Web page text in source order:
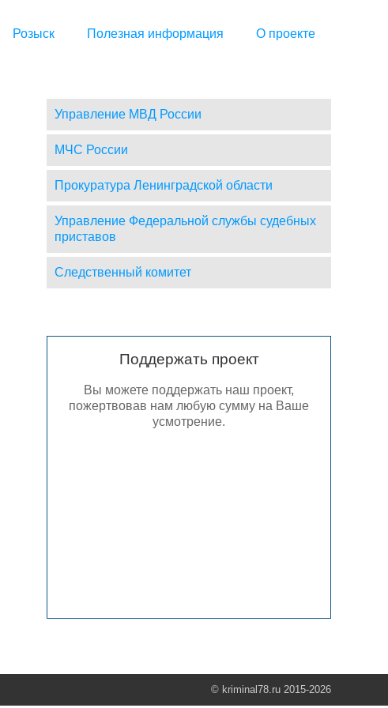
Розыск Полезная информация О проекте
Управление МВД России
МЧС России
Прокуратура Ленинградской области
Управление Федеральной службы судебных
приставов
Следственный комитет
Поддержать проект
Вы можете поддержать наш проект,
пожертвовав нам любую сумму на Ваше
усмотрение.
© kriminal78.ru 2015-2026